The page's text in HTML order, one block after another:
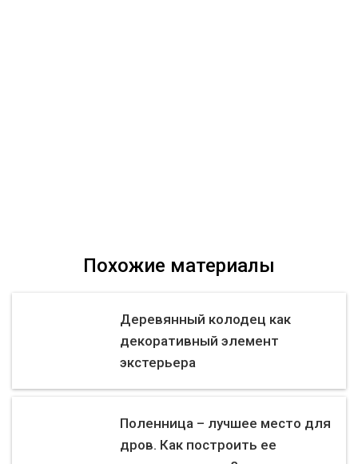
Похожие материалы
Деревянный колодец как
декоративный элемент
экстерьера
Поленница – лучшее место для
дров. Как построить ее